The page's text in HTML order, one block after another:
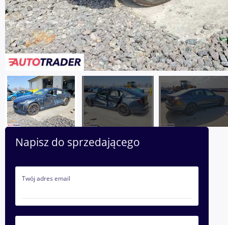
Napisz do sprzedającego
Twój adres email